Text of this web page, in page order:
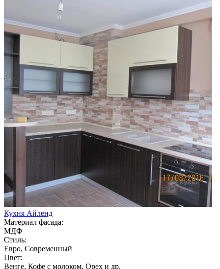
Кухня Айленд
Материал фасада:
МДФ
Стиль:
Евро, Современный
Цвет:
Венге, Кофе с молоком, Орех и др.